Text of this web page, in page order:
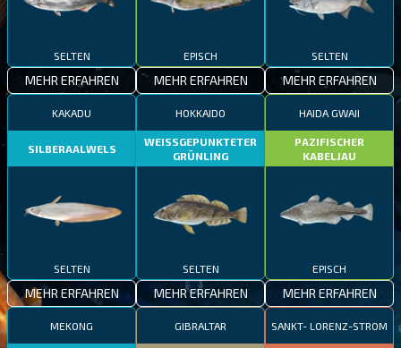
SELTEN
MEHR ERFAHREN
EPISCH
MEHR ERFAHREN
SELTEN
MEHR ERFAHREN
KAKADU
SILBERAALWELS
SELTEN
MEHR ERFAHREN
HOKKAIDO
WEISSGEPUNKTETER
GRÜNLING
SELTEN
MEHR ERFAHREN
HAIDA GWAII
PAZIFISCHER
KABELJAU
EPISCH
MEHR ERFAHREN
MEKONG GIBRALTAR SANKT- LORENZ-STROM